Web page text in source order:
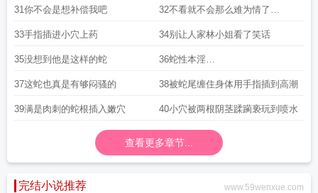
31你不会是想补偿我吧 32不看就不会那么难为情了
12010924418119990120096244
33手指插进小穴上药 34别让人家林小姐看了笑话
35没想到他是这样的蛇 36蛇性本淫
pápáwu8119992244120106
37这蛇也真是有够闷骚的 38被蛇尾缠住身体用手指插到高潮
39满是肉刺的蛇根插入嫩穴 40小穴被两根阴茎蹂躏亵玩到喷水
查看更多章节...
完结小说推荐 www.59wenxue.com